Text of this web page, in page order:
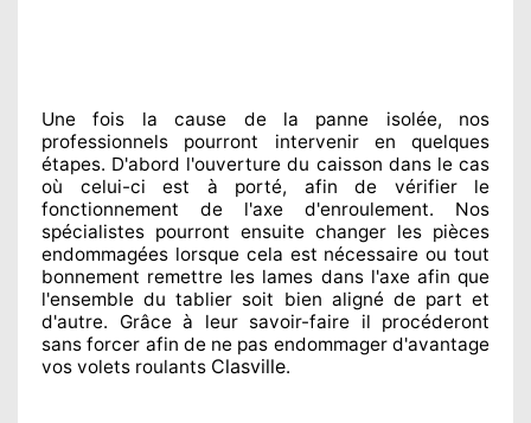
Une fois la cause de la panne isolée, nos
professionnels pourront intervenir en quelques
étapes. D'abord l'ouverture du caisson dans le cas
où celui-ci est à porté, afin de vérifier le
fonctionnement de l'axe d'enroulement. Nos
spécialistes pourront ensuite changer les pièces
endommagées lorsque cela est nécessaire ou tout
bonnement remettre les lames dans l'axe afin que
l'ensemble du tablier soit bien aligné de part et
d'autre. Grâce à leur savoir-faire il procéderont
sans forcer afin dene pas endommagerd'avantage
vos volets roulants Clasville.